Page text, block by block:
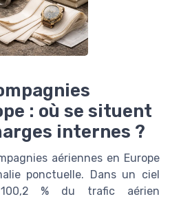
: où se situent
internes ?
aériennes en Europe
ponctuelle. Dans un ciel
% du trafic aérien